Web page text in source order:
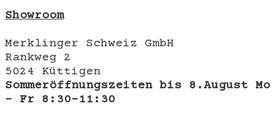
Showroom
Merklinger Schweiz GmbH
Rankweg 2
5024 Küttigen
Sommeröffnungszeiten bis 8.August Mo
- Fr 8:30-11:30